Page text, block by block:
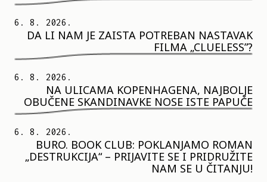
6. 8. 2026.
DA LI NAM JE ZAISTA POTREBAN NASTAVAK
FILMA „CLUELESS”?
6. 8. 2026.
NA ULICAMA KOPENHAGENA, NAJBOLJE
OBUČENE SKANDINAVKE NOSE ISTE PAPUČE
6. 8. 2026.
BURO. BOOK CLUB: POKLANJAMO ROMAN
„DESTRUKCIJA“ – PRIJAVITE SE I PRIDRUŽITE
NAM SE U ČITANJU!